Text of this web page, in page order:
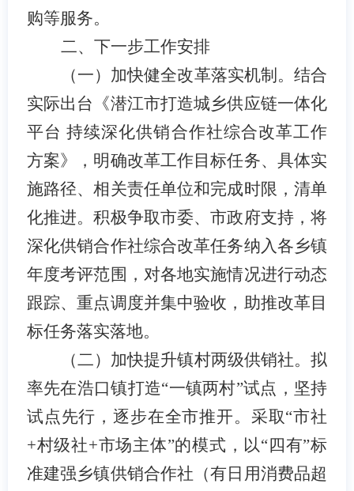
购等服务。
二、下一步工作安排
（一）加快健全改革落实机制。结合
实际出台《潜江市打造城乡供应链一体化
平台 持续深化供销合作社综合改革工作
方案》，明确改革工作目标任务、具体实
施路径、相关责任单位和完成时限，清单
化推进。积极争取市委、市政府支持，将
深化供销合作社综合改革任务纳入各乡镇
年度考评范围，对各地实施情况进行动态
跟踪、重点调度并集中验收，助推改革目
标任务落实落地。
（二）加快提升镇村两级供销社。拟
率先在浩口镇打造“一镇两村”试点，坚持
试点先行，逐步在全市推开。采取“市社
+村级社+市场主体”的模式，以“四有”标
准建强乡镇供销合作社（有日用消费品超